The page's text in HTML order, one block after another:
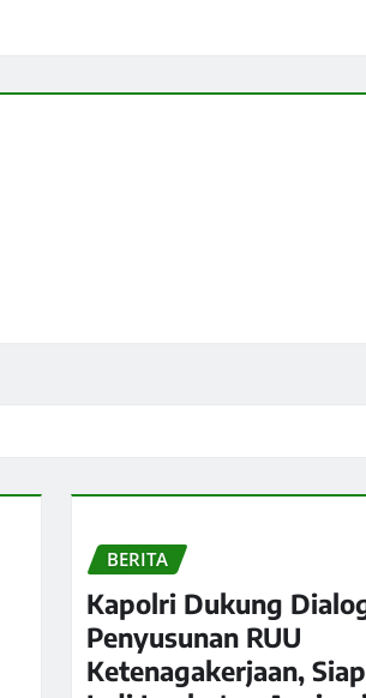
BERITA
Kapolri Dukung
Penyusunan RUU
Ketenagakerjaan, Siap